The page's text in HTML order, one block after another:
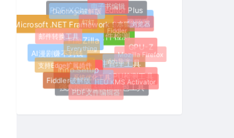
文件管理工具
硬件检测
FileZilla
Inno Setup
强大的网络调试抓包工具
CPU检测工具
GPU-Z
多媒体播放器
PDF-XChange Editor Plus
Microsoft .NET Framework 9.0
AI漫剧赚不到钱
Fiddler破解版
PDF文件编辑器
HEU KMS Activator
Mozilla Firefox
水狐浏览器
电子书编辑
Duolingo破解版
邮件转换工具
支持Edge扩展插件
系统优化工具
威力导演
Fiddler
钉钉
Everything